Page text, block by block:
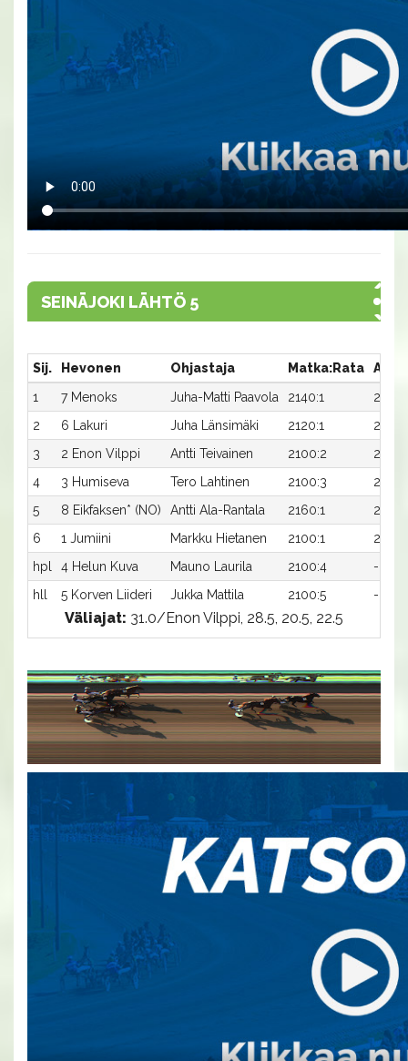
SEINÄJOKI LÄHTÖ 5
Sij. Hevonen Ohjastaja Matka:Rata
Aika
1
7 Menoks Juha-Matti Paavola 2140:1
22,9
2
6 Lakuri Juha Länsimäki 2120:1
23,8
3
2 Enon Vilppi Antti Teivainen 2100:2
25,0
4
3 Humiseva Tero Lahtinen 2100:3
25,1
5
8 Eikfaksen* (NO) Antti Ala-Rantala 2160:1
22,8
6
1 Jumiini Markku Hietanen 2100:1
26,5
hpl
4 Helun Kuva Mauno Laurila 2100:4
-
hll
5 Korven Liideri Jukka Mattila 2100:5 -
Väliajat: 31.0/Enon Vilppi, 28.5, 20.5, 22.5